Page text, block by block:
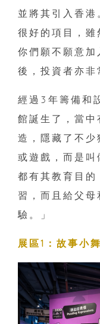
並將其引入香
很好的項目，雖
你們願不願意
後，投資者亦非
經過3年籌備和
館誕生了，當中
造，隱藏了不少
或遊戲，而是叫
都有其教育目的
習，而且給父
驗。」
展區1：故事小